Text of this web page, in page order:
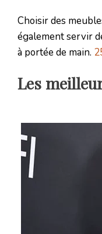
Choisir des
également servir
à portée de main.
Les